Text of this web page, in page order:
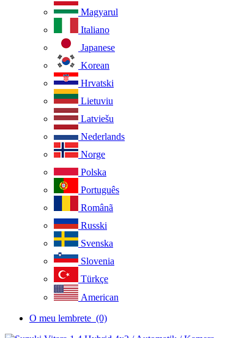
Magyarul
Italiano
Japanese
Korean
Hrvatski
Lietuviu
Latviešu
Nederlands
Norge
Polska
Português
Românã
Russki
Svenska
Slovenia
Türkçe
American
O meu lembrete (0)